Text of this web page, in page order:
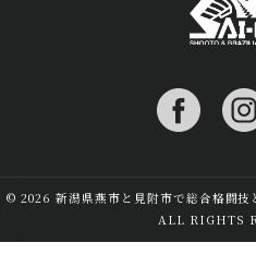
© 2026 新潟県燕市と見附市で総合格闘
ALL RIGHTS